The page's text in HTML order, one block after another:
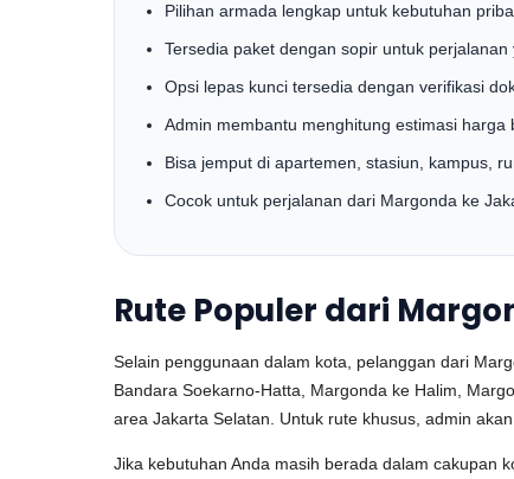
Pilihan armada lengkap untuk kebutuhan
Tersedia paket dengan sopir untuk perjalanan
Opsi lepas kunci tersedia dengan verifikasi
Admin membantu menghitung estimasi harga
Bisa jemput di apartemen, stasiun, kampus,
Cocok untuk perjalanan dari Margonda ke
Rute Populer dari
Selain penggunaan dalam kota, pelanggan dari
Bandara Soekarno-Hatta, Margonda ke Halim,
area Jakarta Selatan. Untuk rute khusus, admin
Jika kebutuhan Anda masih berada dalam cakupan